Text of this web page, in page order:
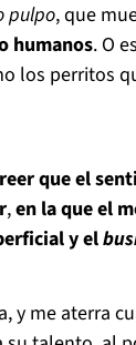
pulpo, que
humanos. O
los perritos
que el
,en la que el
y el
y me aterra